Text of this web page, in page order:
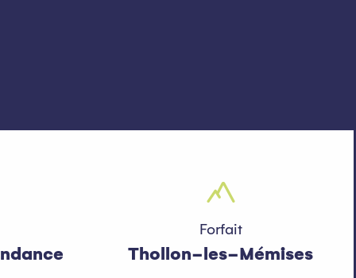
favoris
Forfait
Thollon-les-Mémises